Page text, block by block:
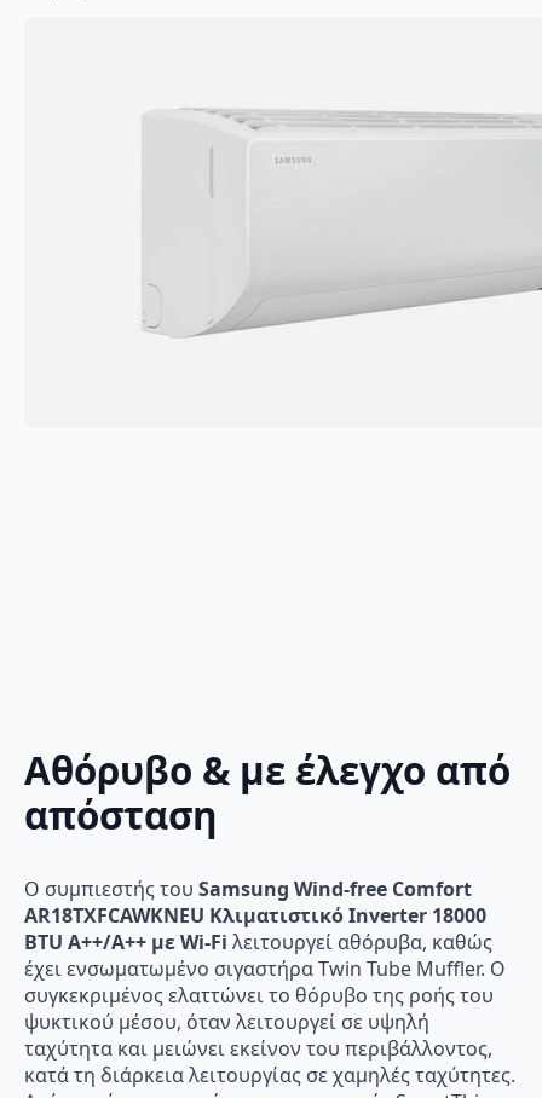
Αθόρυβο & με έλεγχο από
απόσταση
Ο συμπιεστής του Samsung Wind-free Comfort
AR18TXFCAWKNEU Κλιματιστικό Inverter 18000
BTU A++/A++ με Wi-Fi λειτουργεί αθόρυβα, καθώς
έχει ενσωματωμένο σιγαστήρα Twin Tube Muffler. Ο
συγκεκριμένος ελαττώνει το θόρυβο της ροής του
ψυκτικού μέσου, όταν λειτουργεί σε υψηλή
ταχύτητα και μειώνει εκείνον του περιβάλλοντος,
κατά τη διάρκεια λειτουργίας σε χαμηλές ταχύτητες.